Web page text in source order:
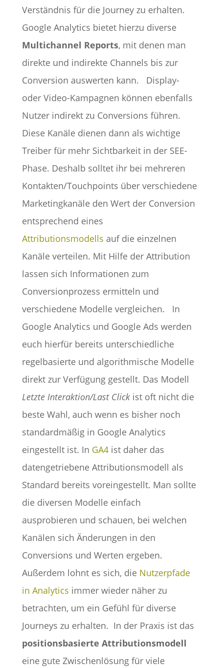
Verständnis für die Journey zu erhalten.
Google Analytics bietet hierzu diverse
Multichannel Reports, mit denen man
direkte und indirekte Channels bis zur
Conversion auswerten kann.
Display-
oder Video-Kampagnen können ebenfalls
Nutzer indirekt zu Conversions führen.
Diese Kanäle dienen dann als wichtige
Treiber für mehr Sichtbarkeit in der SEE-
Phase. Deshalb solltet ihr bei mehreren
Kontakten/Touchpoints über verschiedene
Marketingkanäle den Wert der Conversion
entsprechend eines
Attributionsmodells auf die einzelnen
Kanäle verteilen. Mit Hilfe der Attribution
lassen sich Informationen zum
Conversionprozess ermitteln und
verschiedene Modelle vergleichen.
In
Google Analytics und Google Ads werden
euch hierfür bereits unterschiedliche
regelbasierte und algorithmische Modelle
direkt zur Verfügung gestellt. Das Modell
Letzte Interaktion/Last Clickist oft nicht die
beste Wahl, auch wenn es bisher noch
standardmäßig in Google Analytics
eingestellt ist. In GA4ist daher das
datengetriebene Attributionsmodell als
Standard bereits voreingestellt. Man sollte
die diversen Modelle einfach
ausprobieren und schauen, bei welchen
Kanälen sich Änderungen in den
Conversions und Werten ergeben.
Außerdem lohnt es sich, die Nutzerpfade
in Analytics immer wieder näher zu
betrachten, um ein Gefühl für diverse
Journeys zu erhalten. In der Praxis ist das
positionsbasierte Attributionsmodell
eine gute Zwischenlösung für viele